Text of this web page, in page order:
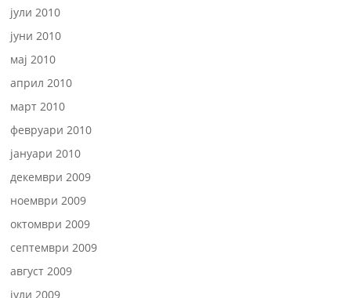
јули 2010
јуни 2010
мај 2010
април 2010
март 2010
февруари 2010
јануари 2010
декември 2009
ноември 2009
октомври 2009
септември 2009
август 2009
јули 2009